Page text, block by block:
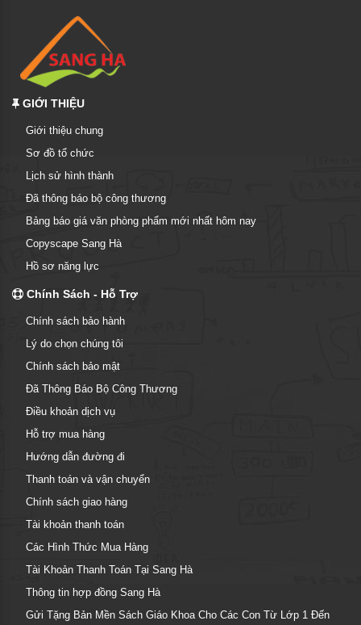
GIỚI THIỆU
Giới thiệu chung
Sơ đồ tổ chức
Lịch sử hình thành
Đã thông báo bộ công thương
Bảng báo giá văn phòng phẩm mới nhất hôm nay
Copyscape Sang Hà
Hồ sơ năng lực
Chính Sách - Hỗ Trợ
Chính sách bảo hành
Lý do chọn chúng tôi
Chính sách bảo mật
Đã Thông Báo Bộ Công Thương
Điều khoản dịch vụ
Hỗ trợ mua hàng
Hướng dẫn đường đi
Thanh toán và vận chuyển
Chính sách giao hàng
Tài khoản thanh toán
Các Hình Thức Mua Hàng
Tài Khoản Thanh Toán Tại Sang Hà
Thông tin hợp đồng Sang Hà
Gửi Tặng Bản Mền Sách Giáo Khoa Cho Các Con Từ Lớp 1 Đến